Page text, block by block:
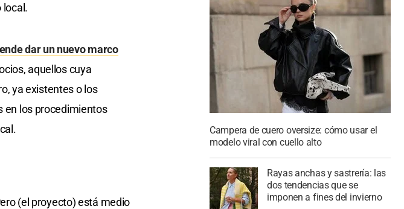
local.
dar un nuevo marco
aquellos cuya
ya existentes o los
en los procedimientos
(el proyecto) está medio
Campera de cuero oversize: cómo usar el
modelo viral con cuello alto
Rayas anchas y sastrería: las
dos tendencias que se
imponen a fines del invierno